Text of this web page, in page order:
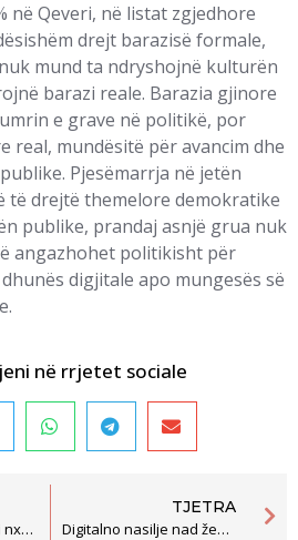
në Qeveri, në listat zgjedhore
drejt barazisë formale,
mund ta ndryshojnë kulturën
barazi reale. Barazia gjinore
e grave në politikë, por
real, mundësitë për avancim dhe
Pjesëmarrja në jetën
të drejtë themelore demokratike
publike, prandaj asnjë grua nuk
angazhohet politikisht për
digjitale apo mungesës së
në rrjetet sociale
Shkëmbimi kulturor i nxënësve të shkollave të mesme në Plavë në shënjë të dialogut ndërkulturor
TJETRA
Digitalno nasilje nad ženama u politici produžena ruka patrijarhata i nova barijera političkog učešća